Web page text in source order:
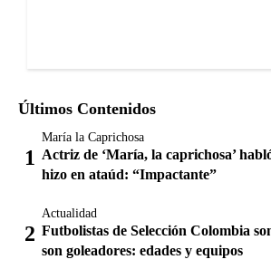
Últimos Contenidos
María la Caprichosa
Actriz de ‘María, la caprichosa’
hizo en ataúd: “Impactante”
Actualidad
Futbolistas de Selección Colombia
son goleadores: edades y equipos